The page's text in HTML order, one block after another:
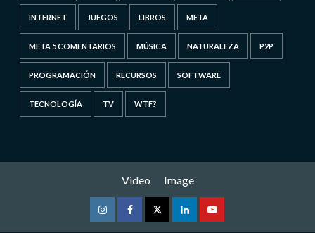
INTERNET JUEGOS LIBROS META
META 5 COMENTARIOS MÚSICA NATURALEZA P2P
PROGRAMACIÓN RECURSOS SOFTWARE
TECNOLOGÍA TV WTF?
Video Image
InstagramFacebookTwitterLinkedinYoutube